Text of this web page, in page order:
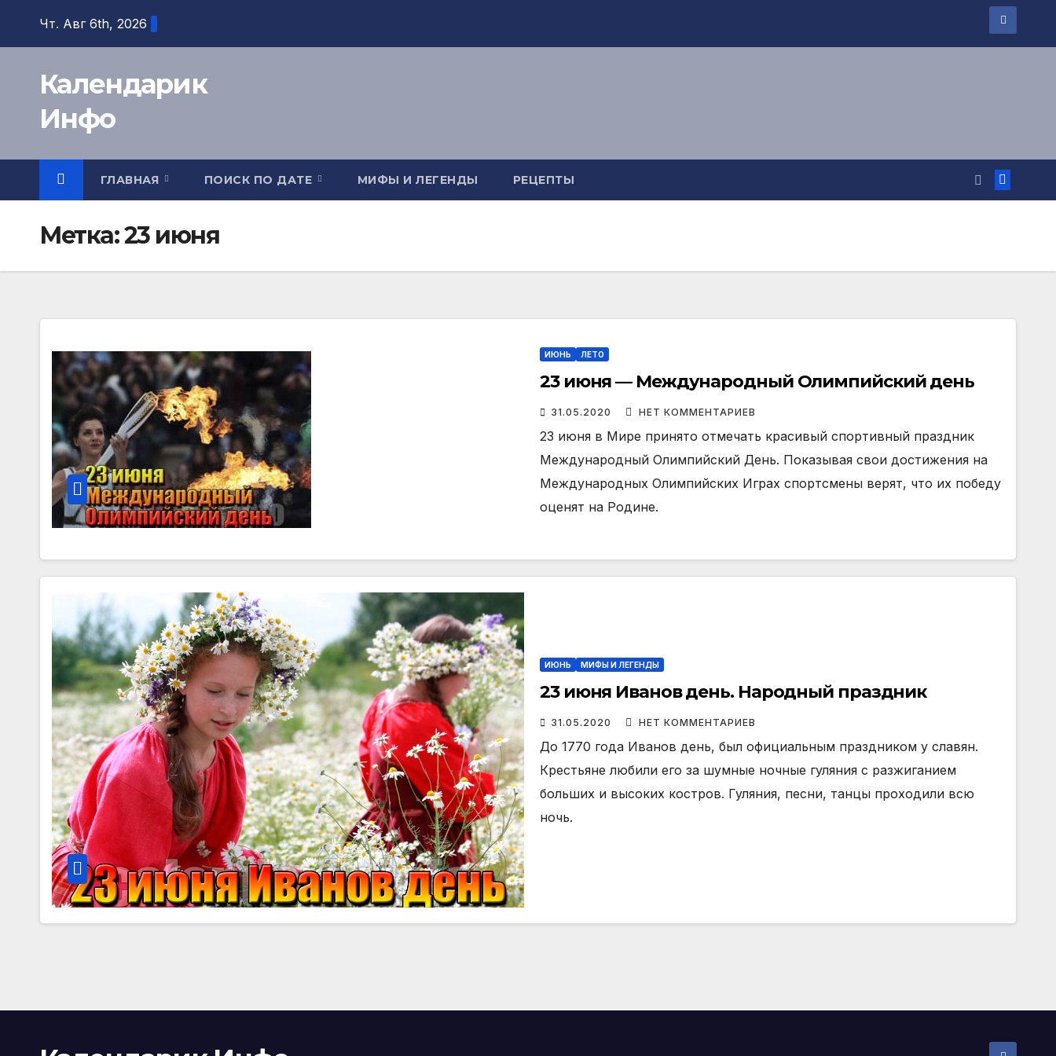
Чт. Авг 6th, 2026
Календарик
Инфо
ГЛАВНАЯ ПОИСК ПО ДАТЕ МИФЫ И ЛЕГЕНДЫ РЕЦЕПТЫ
Метка:23 июня
ИЮНЬ ЛЕТО
23 июня — Международный Олимпийский день
31.05.2020 НЕТ КОММЕНТАРИЕВ
23 июня в Мире принято отмечать красивый спортивный праздник
Международный Олимпийский День. Показывая свои достижения на
Международных Олимпийских Играх спортсмены верят, что их победу
оценят на Родине.
ИЮНЬ МИФЫ И ЛЕГЕНДЫ
23 июня Иванов день. Народный праздник
31.05.2020 НЕТ КОММЕНТАРИЕВ
До 1770 года Иванов день, был официальным праздником у славян.
Крестьяне любили его за шумные ночные гуляния с разжиганием
больших и высоких костров. Гуляния, песни, танцы проходили всю
ночь.